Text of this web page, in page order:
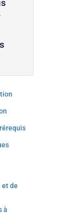
de
à